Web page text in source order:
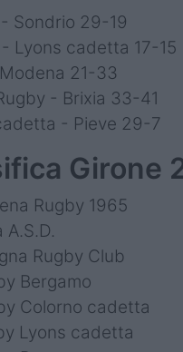
Sondrio 29-19
Lyons cadetta 17-15
21-33
- Brixia 33-41
- Pieve 29-7
Girone
Rugby 1965
A.S.D.
Rugby Club
Bergamo
Colorno cadetta
Lyons cadetta